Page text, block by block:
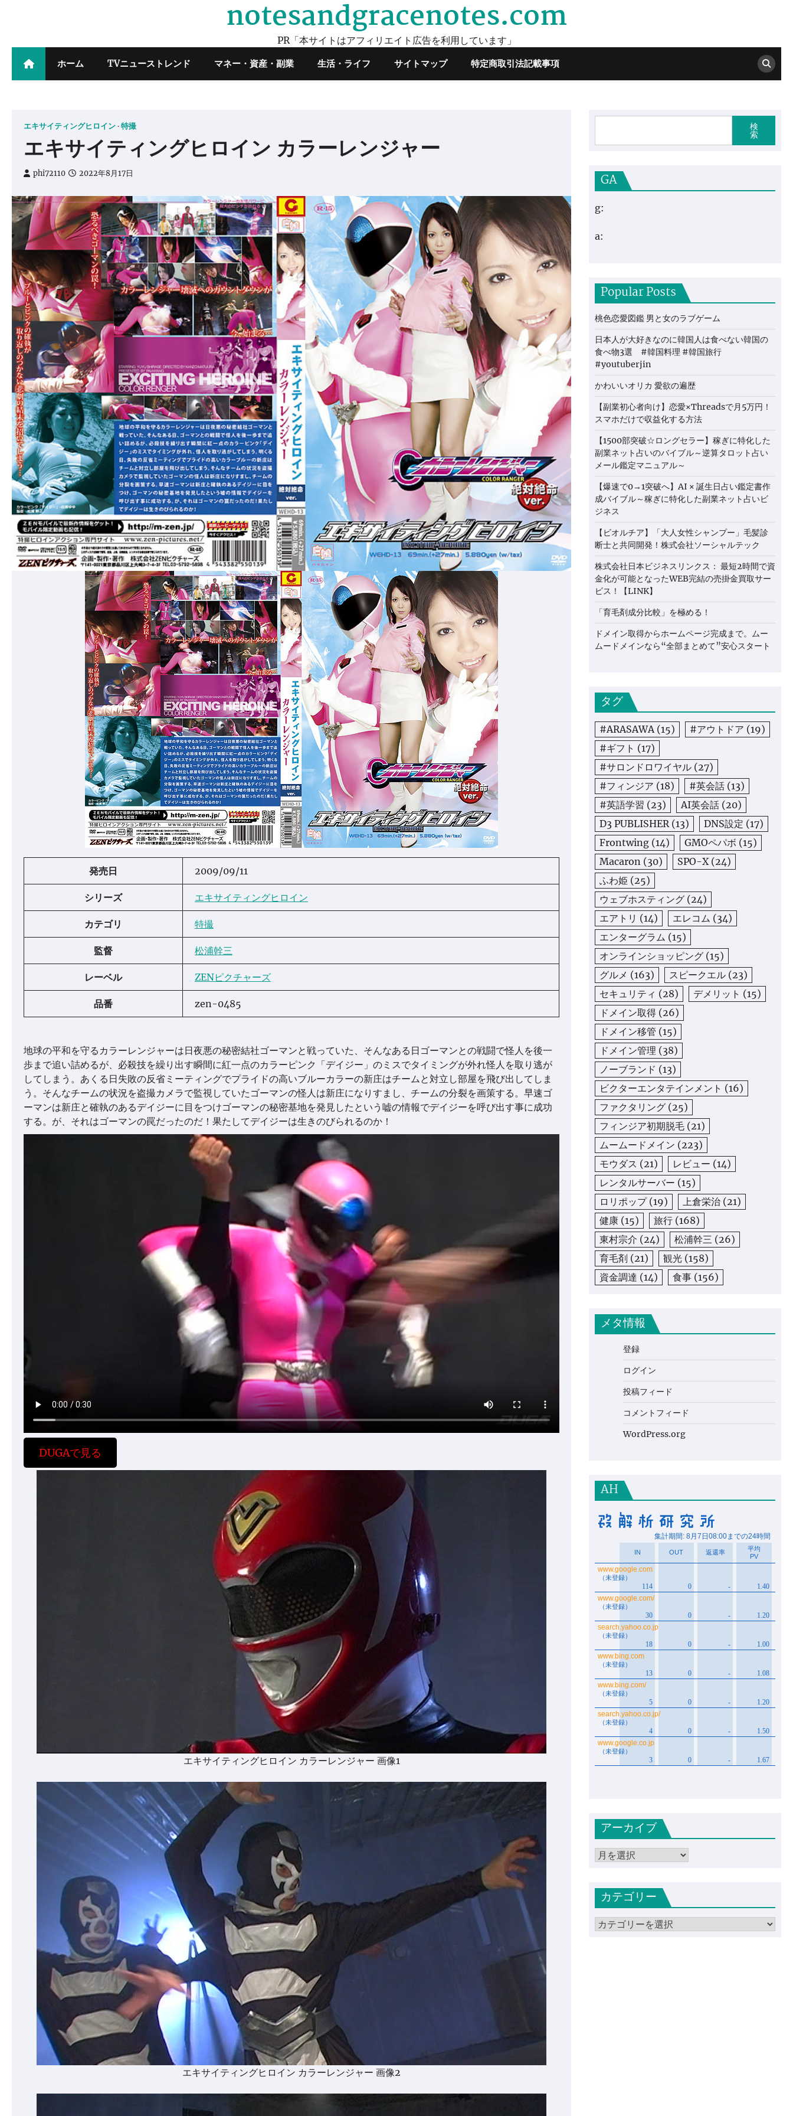
notesandgracenotes.com
PR「本サイトはアフィリエイト広告を利用しています」
ホーム TVニューストレンド マネー・資産・副業 生活・ライフ サイトマップ 特定商取引法記載事項
エキサイティングヒロイン 特撮
エキサイティングヒロイン カラーレンジャー
phi72110 2022年8月17日
発売日 2009/09/11
シリーズ エキサイティングヒロイン
カテゴリ 特撮
監督 松浦幹三
レーベル ZENピクチャーズ
品番 zen-0485
地球の平和を守るカラーレンジャーは日夜悪の秘密結社ゴーマンと戦っていた、そんなある日ゴーマンとの戦闘で怪人を後一
歩まで追い詰めるが、必殺技を繰り出す瞬間に紅一点のカラーピンク「デイジー」のミスでタイミングが外れ怪人を取り逃が
してしまう。あくる日失敗の反省ミーティングでプライドの高いブルーカラーの新庄はチームと対立し部屋を飛び出してしま
う。そんなチームの状況を盗撮カメラで監視していたゴーマンの怪人は新庄になりすまし、チームの分裂を画策する。早速ゴ
ーマンは新庄と確執のあるデイジーに目をつけゴーマンの秘密基地を発見したという嘘の情報でデイジーを呼び出す事に成功
する。が、それはゴーマンの罠だったのだ！果たしてデイジーは生きのびられるのか！
DUGAで見る
エキサイティングヒロイン カラーレンジャー 画像1
エキサイティングヒロイン カラーレンジャー 画像2
検
索
GA
g:
a:
Popular Posts
桃色恋愛図鑑 男と女のラブゲーム
日本人が大好きなのに韓国人は食べない韓国の
食べ物3選 #韓国料理 #韓国旅行
#youtuberjin
かわいいオリカ 愛欲の遍歴
【副業初心者向け】恋愛×Threadsで月5万円！
スマホだけで収益化する方法
【1500部突破☆ロングセラー】稼ぎに特化した
副業ネット占いのバイブル～逆算タロット占い
メール鑑定マニュアル～
【爆速で0→1突破へ】AI × 誕生日占い鑑定書作
成バイブル～稼ぎに特化した副業ネット占いビ
ジネス
【ビオルチア】「大人女性シャンプー」毛髪診
断士と共同開発！株式会社ソーシャルテック
株式会社日本ビジネスリンクス： 最短2時間で資
金化が可能となったWEB完結の売掛金買取サー
ビス！【LINK】
「育毛剤成分比較」を極める！
ドメイン取得からホームページ完成まで。ムー
ムードメインなら“全部まとめて”安心スタート
タグ
#ARASAWA(15) #アウトドア (19)
#ギフト (17)
#サロンドロワイヤル (27)
#フィンジア (18) #英会話 (13)
#英語学習 (23) AI英会話 (20)
D3 PUBLISHER(13) DNS設定 (17)
Frontwing (14) GMOペパボ (15)
Macaron (30) SPO-X(24)
ふわ姫 (25)
ウェブホスティング (24)
エアトリ (14) エレコム (34)
エンターグラム (15)
オンラインショッピング (15)
グルメ (163) スピークエル (23)
セキュリティ (28) デメリット (15)
ドメイン取得 (26)
ドメイン移管 (15)
ドメイン管理 (38)
ノーブランド (13)
ビクターエンタテインメント (16)
ファクタリング (25)
フィンジア初期脱毛 (21)
ムームードメイン (223)
モウダス (21) レビュー (14)
レンタルサーバー (15)
ロリポップ(19) 上倉栄治 (21)
健康 (15) 旅行 (168)
東村宗介 (24) 松浦幹三 (26)
育毛剤 (21) 観光 (158)
資金調達 (14) 食事 (156)
メタ情報
登録
ログイン
投稿フィード
コメントフィード
WordPress.org
AH
アーカイブ
ア
イ
ブ
カテゴリー
カ